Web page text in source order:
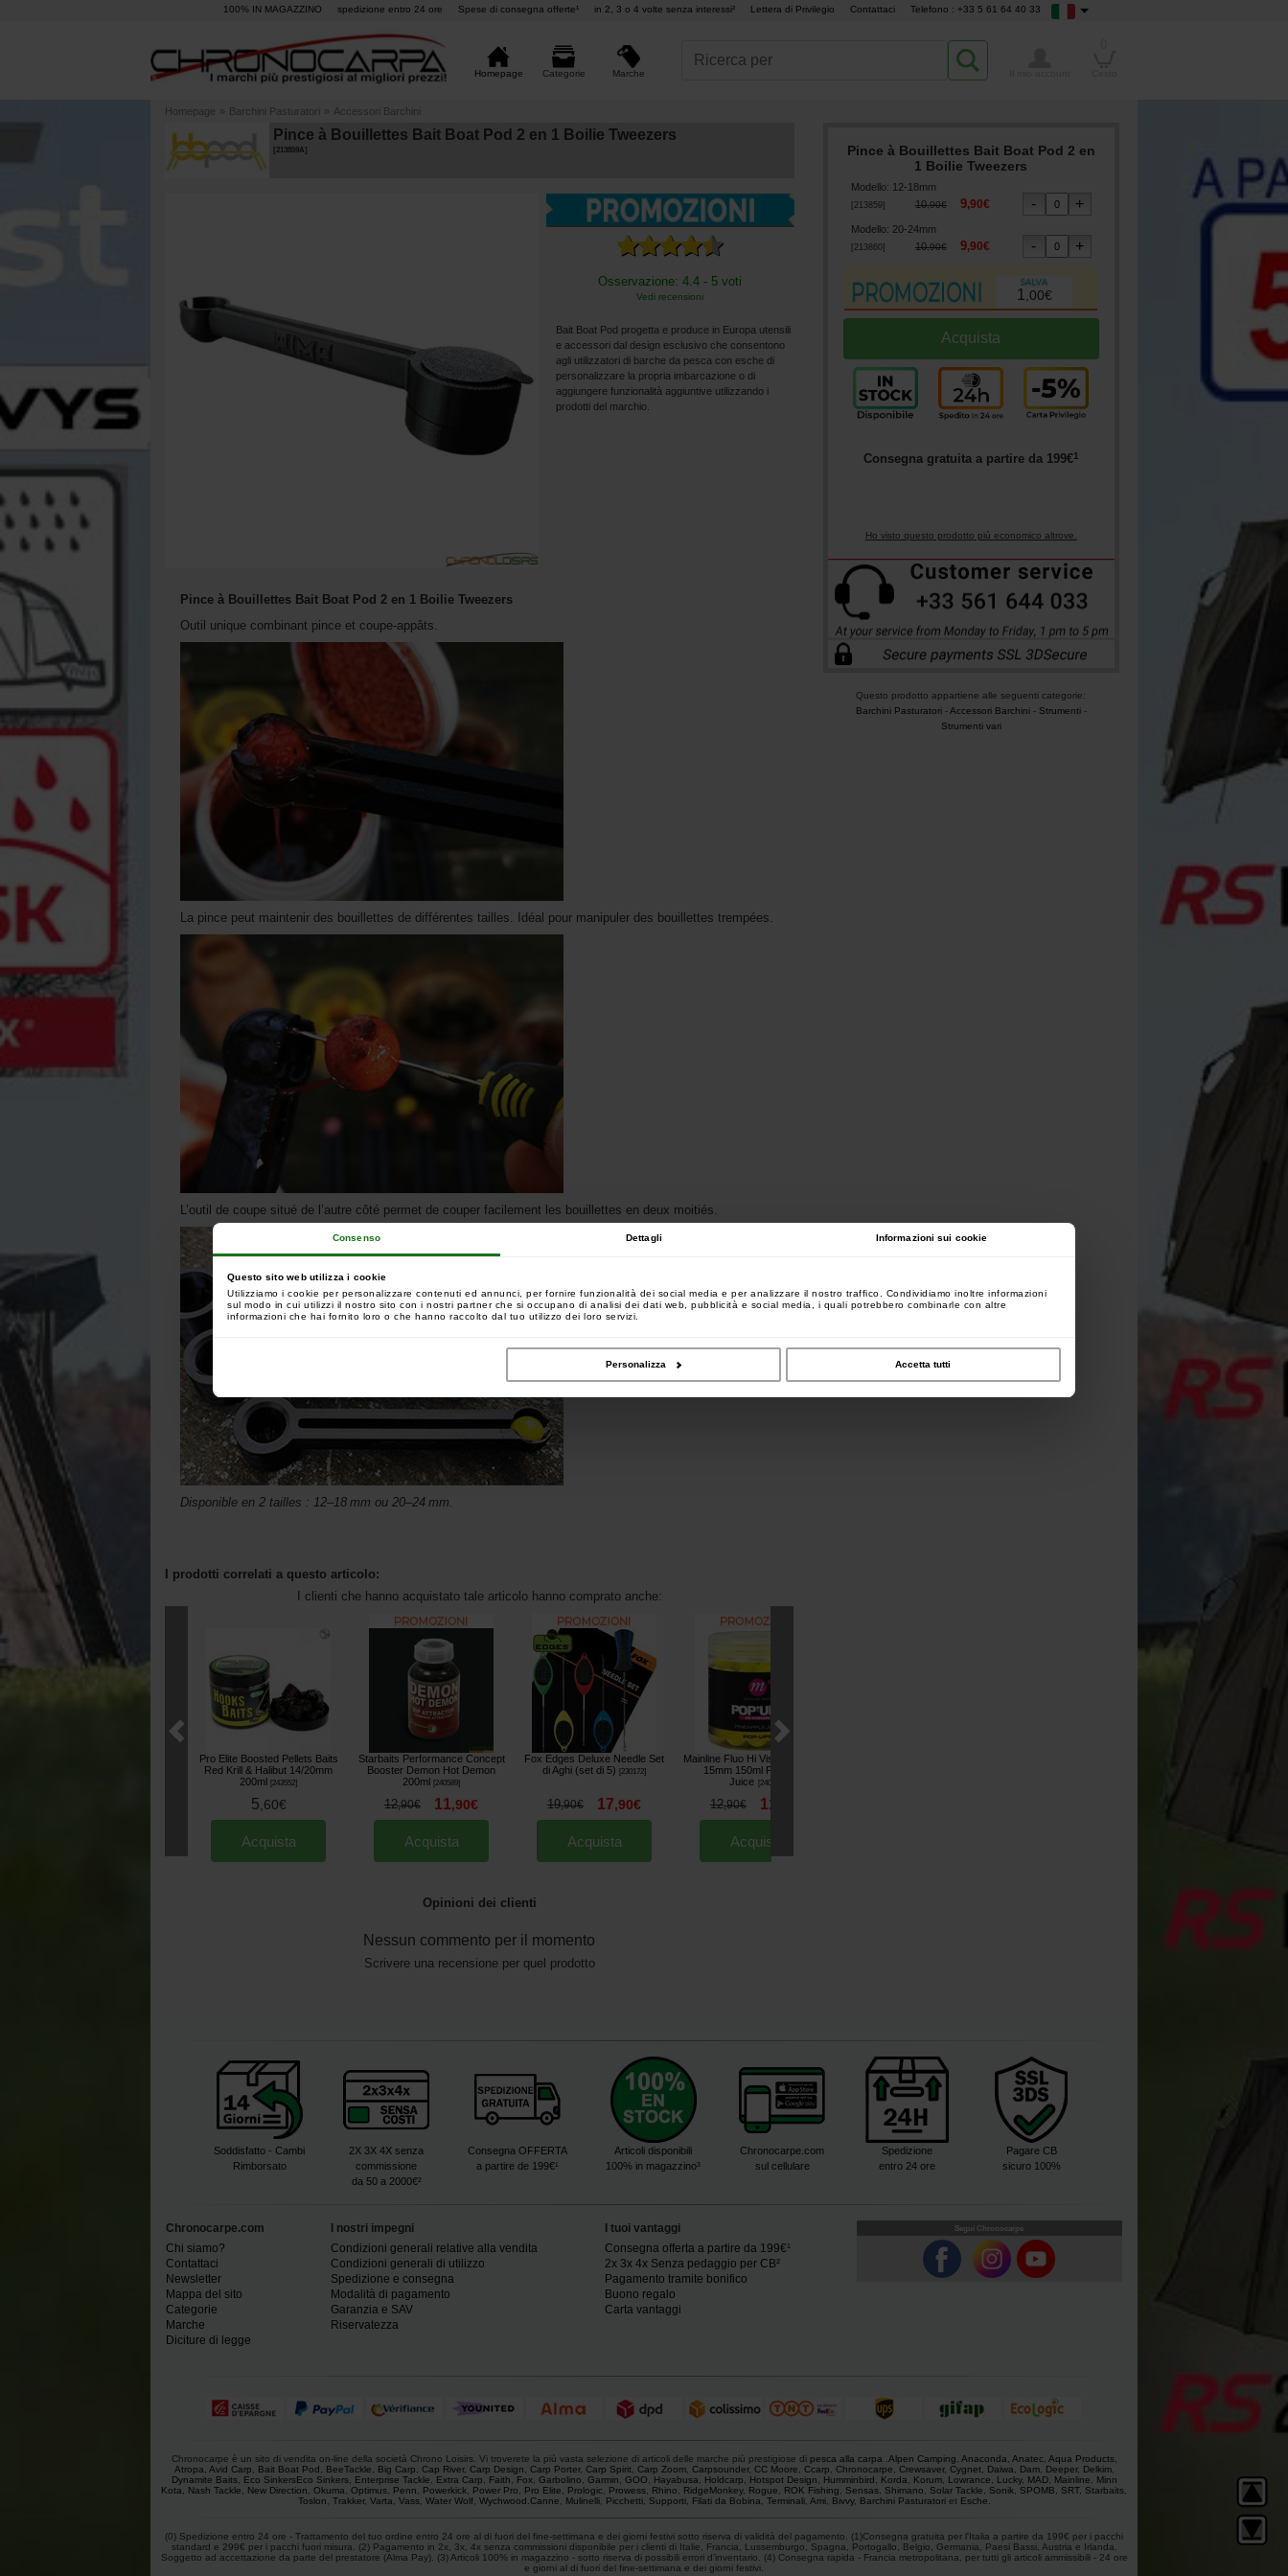
Consenso Dettagli Informazioni sui cookie
Questo sito web utilizza i cookie
Utilizziamo i cookie per personalizzare contenuti ed annunci, per fornire funzionalità dei social media e per analizzare il nostro traffico. Condividiamo inoltre informazioni
sul modo in cui utilizzi il nostro sito con i nostri partner che si occupano di analisi dei dati web, pubblicità e social media, i quali potrebbero combinarle con altre
informazioni che hai fornito loro o che hanno raccolto dal tuo utilizzo dei loro servizi.
Personalizza Accetta tutti
100% IN MAGAZZINO spedizione entro 24 ore Spese di consegna offerte¹ in 2, 3 o 4 volte senza interessi² Lettera di Privilegio Contattaci Telefono : +33 5 61 64 40 33
Homepage Categorie Marche
Homepage » Barchini Pasturatori » Accessori Barchini
Pince à Bouillettes Bait Boat Pod 2 en 1 Boilie Tweezers
213859A]
Osservazione: 4.4 - 5 voti
Vedi recensioni
Bait Boat Pod progetta e produce in Europa utensili
e accessori dal design esclusivo che consentono
agli utilizzatori di barche da pesca con esche di
personalizzare la propria imbarcazione o di
aggiungere funzionalità aggiuntive utilizzando i
prodotti del marchio.
Pince à Bouillettes Bait Boat Pod 2 en
1 Boilie Tweezers
Modello: 12-18mm
213859] 10,90€ 9,90€
Modello: 20-24mm
213860] 10,90€ 9,90€
1 ,00€
Consegna gratuita a partire da 199€1
Ho visto questo prodotto più economico altrove.
Questo prodotto appartiene alle seguenti categorie:
Barchini Pasturatori-Accessori Barchini- Strumenti-
Strumenti vari
Pince à Bouillettes Bait Boat Pod 2 en 1 Boilie Tweezers
Outil unique combinant pince et coupe-appâts.
La pince peut maintenir des bouillettes de différentes tailles. Idéal pour manipuler des bouillettes trempées.
L’outil de coupe situé de l’autre côté permet de couper facilement les bouillettes en deux moitiés.
Disponible en 2 tailles : 12–18 mm ou 20–24 mm.
I prodotti correlati a questo articolo:
I clienti che hanno acquistato tale articolo hanno comprato anche:
Pro Elite Boosted Pellets Baits
Red Krill & Halibut 14/20mm
200ml
[243552]
5,60€
Acquista
Starbaits Performance Concept
Booster Demon Hot Demon
200ml
[240589]
12,90€ 11,90€
Acquista
Fox Edges Deluxe Needle Set
di Aghi (set di 5)
[230172]
19,90€ 17,90€
Acquista
Mainline Fluo Hi Visual Pop-Ups
15mm 150ml Pineapple
Juice
240824
12,90€ 11
Acquista
Opinioni dei clienti
Nessun commento per il momento
Scrivere una recensione per quel prodotto
Soddisfatto - Cambi
Rimborsato
2X 3X 4X senza
commissione
da 50 a 2000€²
Consegna OFFERTA
a partire de 199€¹
Articoli disponibili
100% in magazzino³
Chronocarpe.com
sul cellulare
Spedizione
entro 24 ore
Pagare CB
sicuro 100%
Chronocarpe.com
Chi siamo?
Contattaci
Newsletter
Mappa del sito
Categorie
Marche
Diciture di legge
I nostri impegni
Condizioni generali relative alla vendita
Condizioni generali di utilizzo
Spedizione e consegna
Modalità di pagamento
Garanzia e SAV
Riservatezza
I tuoi vantaggi
Consegna offerta a partire da 199€¹
2x 3x 4x Senza pedaggio per CB²
Pagamento tramite bonifico
Buono regalo
Carta vantaggi
Segui Chronocarpe
Chronocarpe è un sito di vendita on-line della società Chrono Loisirs. Vi troverete la più vasta selezione di articoli delle marche più prestigiose di pesca alla carpa Alpen Camping Anaconda Anatec Aqua Products,
Atropa Avid Carp Bait Boat Pod BeeTackle Big Carp Cap River, Carp Design Carp Porter, Carp Spirit, Carp Zoom, Carpsounder, CC Moore Ccarp Chronocarpe Crewsaver, Cygnet, Daiwa Dam, Deeper, Delkim,
Dynamite Baits, Eco SinkersEco Sinkers, Enterprise Tackle Extra Carp Faith Fox, Garbolino Garmin GOO Hayabusa Holdcarp Hotspot Design Humminbird Korda Korum, Lowrance Lucky, MAD, Mainline
Minn
Kota
Nash Tackle New Direction Okuma Optimus Penn Powerkick Power Pro Pro Elite Prologic Prowess Rhino RidgeMonkey, Rogue ROK Fishing Sensas Shimano Solar Tackle Sonik SPOMB SRT, Starbaits
Toslon
Trakker, Varta Vass, Water Wolf, Wychwood Canne Mulinelli, Picchetti, Supporti, Filati da Bobina Terminali, Ami, Bivvy, Barchini Pasturatoriet Esche
(0) Spedizione entro 24 ore - Trattamento del tuo ordine entro 24 ore al di fuori del fine-settimana e dei giorni festivi sotto riserva di validità del pagamento. (1)Consegna gratuita per l'Italia a partire da 199€ per i pacchi
standard e 299€ per i pacchi fuori misura. (2) Pagamento in 2x, 3x, 4x senza commissioni disponibile per i clienti di Italie, Francia, Lussemburgo, Spagna, Portogallo, Belgio, Germania, Paesi Bassi, Austria e Irlanda.
Soggetto ad accettazione da parte del prestatore (Alma Pay). (3) Articoli 100% in magazzino - sotto riserva di possibili errori d’inventario. (4) Consegna rapida - Francia metropolitana, per tutti gli articoli ammissibili - 24 ore
e giorni al di fuori del fine-settimana e dei giorni festivi.